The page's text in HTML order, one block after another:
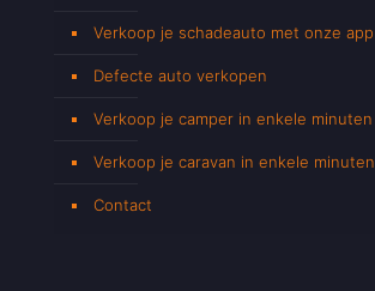
Verkoop je schadeauto met onze app
Defecte auto verkopen
Verkoop je camper in enkele minuten
Verkoop je caravan in enkele minuten
Contact